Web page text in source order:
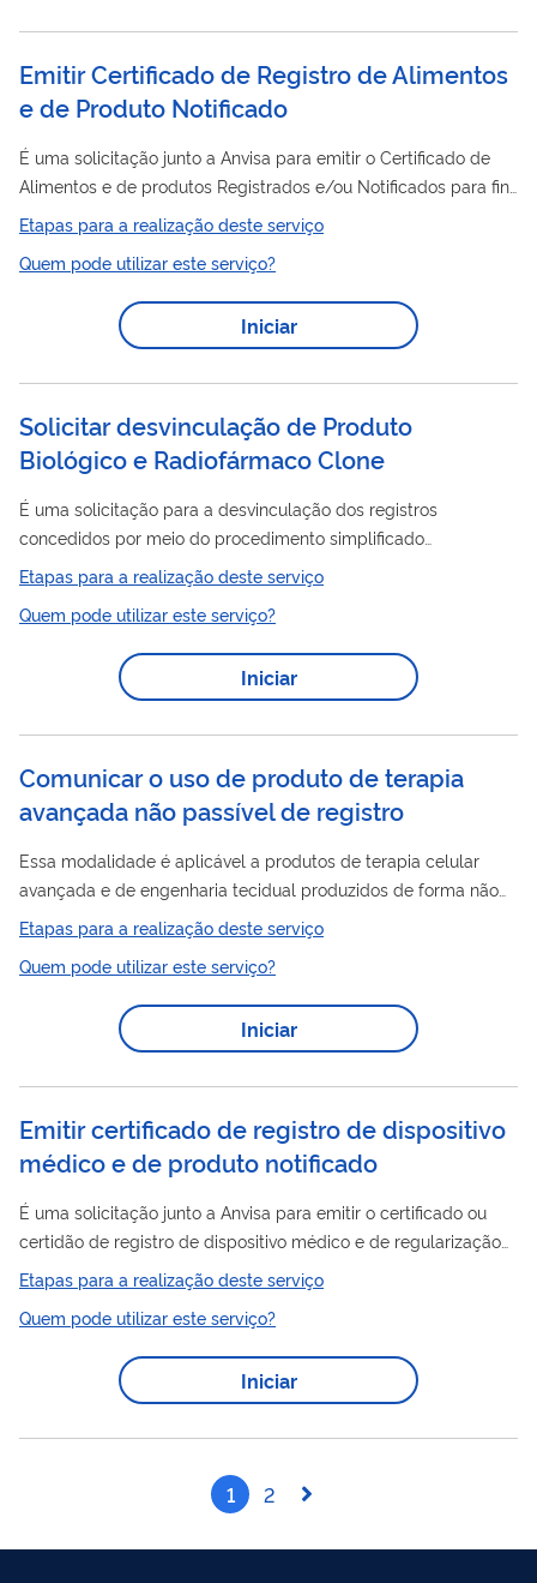
Emitir Certificado de Registro de Alimentos
e de Produto Notificado
É uma solicitação junto a Anvisa para emitir o Certificado de
Alimentos e de produtos Registrados e/ou Notificados para fins
de sua regularização. O documento serve para atestar que o
exigido por alguns países caso a empresa deseje exportar seus
Etapas para a realização deste serviço
Quem pode utilizar este serviço?
Iniciar
Solicitar desvinculação de Produto
Biológico e Radiofármaco Clone
É uma solicitação para a desvinculação dos registros
concedidos por meio do procedimento simplificado
estabelecido pela Resolução RDC nº 31/2014 (clones), para
medicamentos decorrentes de processos de Parceria para
Desenvolvimento produtivo ou de transferências de tecnologia,
visando a internalização da produção de medicamentos
considerados estratégicos pelo Ministério da Saúde.
Etapas para a realização deste serviço
Quem pode utilizar este serviço?
Iniciar
Comunicar o uso de produto de terapia
avançada não passível de registro
Essa modalidade é aplicável a produtos de terapia celular
avançada e de engenharia tecidual produzidos de forma não
rotineira, destinados a pacientes específicos em condição de
risco de vida iminente, para o tratamento de doenças sem
alternativas terapêuticas disponíveis no país. A
responsabilidade pelo uso é do profissional legalmente
permanece condicionada às demais...
Etapas para a realização deste serviço
Quem pode utilizar este serviço?
Iniciar
Emitir certificado de registro de dispositivo
médico e de produto notificado
É uma solicitação junto a Anvisa para emitir o certificado ou
certidão de registro de dispositivo médico e de regularização
de dispositivo médico notificado . O documento serve para
exigido por alguns países caso a empresa deseje exportar seus
Etapas para a realização deste serviço
Quem pode utilizar este serviço?
Iniciar
1 2